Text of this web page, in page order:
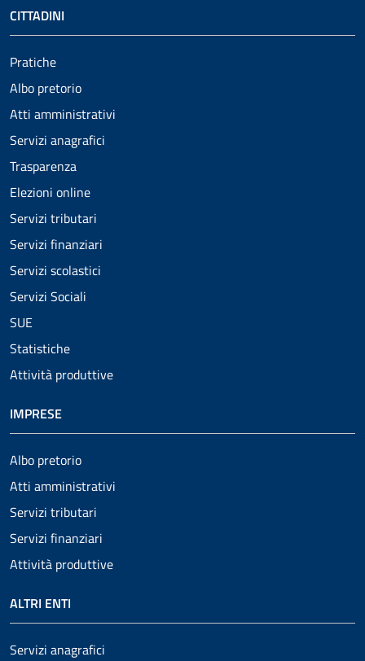
CITTADINI
Pratiche
Albo pretorio
Atti amministrativi
Servizi anagrafici
Trasparenza
Elezioni online
Servizi tributari
Servizi finanziari
Servizi scolastici
Servizi Sociali
SUE
Statistiche
Attività produttive
IMPRESE
Albo pretorio
Atti amministrativi
Servizi tributari
Servizi finanziari
Attività produttive
ALTRI ENTI
Servizi anagrafici